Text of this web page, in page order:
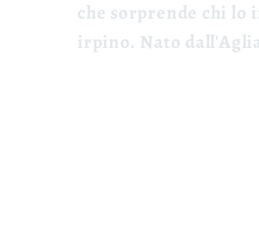
che sorprende chi
irpino. Nato